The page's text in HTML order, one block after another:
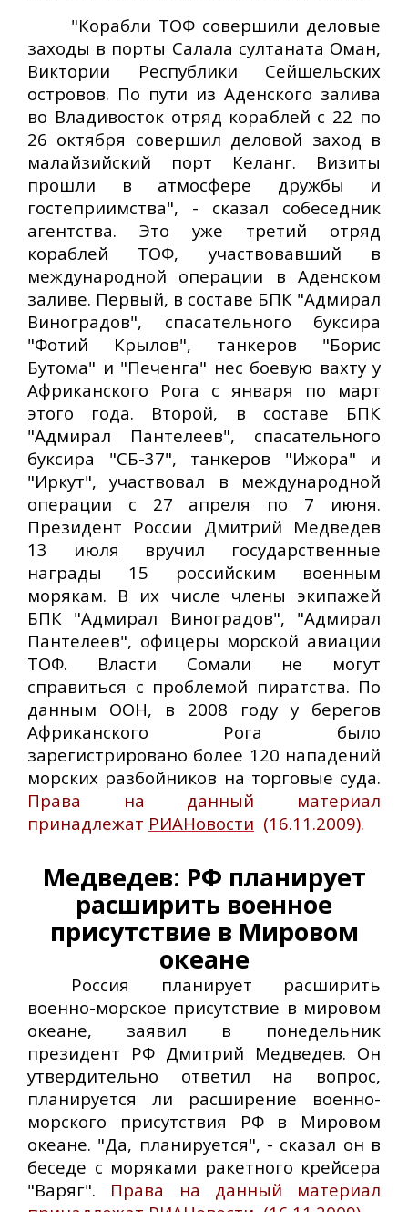
"Корабли ТОФ совершили деловые
заходы в порты Салала султаната Оман,
Виктории Республики Сейшельских
островов. По пути из Аденского залива
во Владивосток отряд кораблей с 22 по
26 октября совершил деловой заход в
малайзийский порт Келанг. Визиты
прошли в атмосфере дружбы и
гостеприимства", - сказал собеседник
агентства. Это уже третий отряд
кораблей ТОФ, участвовавший в
международной операции в Аденском
заливе. Первый, в составе БПК "Адмирал
Виноградов", спасательного буксира
"Фотий Крылов", танкеров "Борис
Бутома" и "Печенга" нес боевую вахту у
Африканского Рога с января по март
этого года. Второй, в составе БПК
"Адмирал Пантелеев", спасательного
буксира "СБ-37", танкеров "Ижора" и
"Иркут", участвовал в международной
операции с 27 апреля по 7 июня.
Президент России Дмитрий Медведев
13 июля вручил государственные
награды 15 российским военным
морякам. В их числе члены экипажей
БПК "Адмирал Виноградов", "Адмирал
Пантелеев", офицеры морской авиации
ТОФ. Власти Сомали не могут
справиться с проблемой пиратства. По
данным ООН, в 2008 году у берегов
Африканского Рога было
зарегистрировано более 120 нападений
морских разбойников на торговые суда.
Права на данный материал
принадлежат РИАНовости (16.11.2009).
Медведев: РФ планирует
расширить военное
присутствие в Мировом
океане
Россия планирует расширить
военно-морское присутствие в мировом
океане, заявил в понедельник
президент РФ Дмитрий Медведев. Он
утвердительно ответил на вопрос,
планируется ли расширение военно-
морского присутствия РФ в Мировом
океане. "Да, планируется", - сказал он в
беседе с моряками ракетного крейсера
"Варяг". Права на данный материал